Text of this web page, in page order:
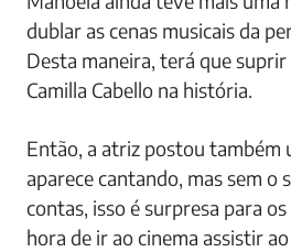
dublar as cenas musicais da
Desta maneira, terá que
Camilla Cabello na história.
Então, a atriz postou também
aparece cantando, mas sem o
contas, isso é surpresa para
hora de ir ao cinema assistir ao